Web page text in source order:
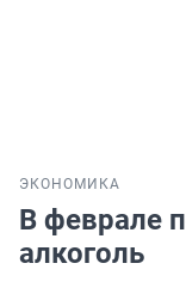
ЭКОНОМИКА
В феврале
алкоголь